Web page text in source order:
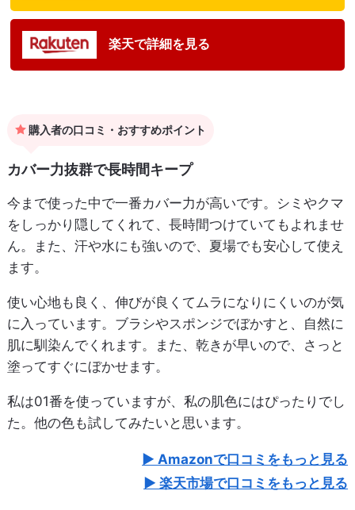
楽天で詳細を見る
購入者の口コミ・おすすめポイント
カバー力抜群で長時間キープ
今まで使った中で一番カバー力が高いです。シミやクマ
をしっかり隠してくれて、長時間つけていてもよれませ
ん。また、汗や水にも強いので、夏場でも安心して使え
ます。
使い心地も良く、伸びが良くてムラになりにくいのが気
に入っています。ブラシやスポンジでぼかすと、自然に
肌に馴染んでくれます。また、乾きが早いので、さっと
塗ってすぐにぼかせます。
私は01番を使っていますが、私の肌色にはぴったりでし
た。他の色も試してみたいと思います。
Amazonで口コミをもっと見る
楽天市場で口コミをもっと見る